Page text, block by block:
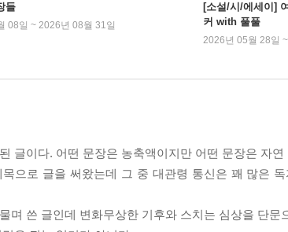
들
08일 ~ 2026년 08월 31일
[소설/시/에세이]
커 with 풀풀
2026년 05월 28일
글이다. 어떤 문장은 농축액이지만 어떤 문장은 자연
으로 글을 써왔는데 그 중 대관령 통신은 꽤 많은
며 쓴 글인데 변화무상한 기후와 스치는 심상을 단문